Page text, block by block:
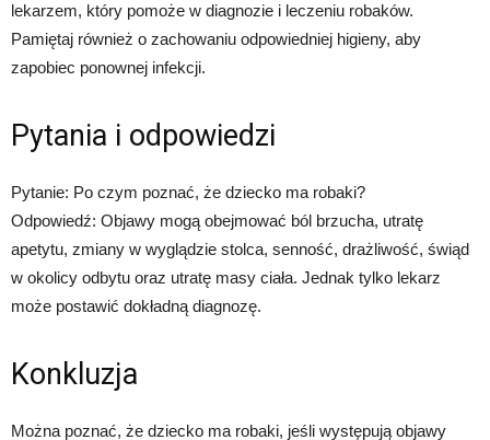
lekarzem, który pomoże w diagnozie i leczeniu robaków.
Pamiętaj również o zachowaniu odpowiedniej higieny, aby
zapobiec ponownej infekcji.
Pytania i odpowiedzi
Pytanie: Po czym poznać, że dziecko ma robaki?
Odpowiedź: Objawy mogą obejmować ból brzucha, utratę
apetytu, zmiany w wyglądzie stolca, senność, drażliwość, świąd
w okolicy odbytu oraz utratę masy ciała. Jednak tylko lekarz
może postawić dokładną diagnozę.
Konkluzja
Można poznać, że dziecko ma robaki, jeśli występują objawy